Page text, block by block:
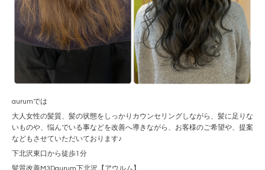
aurumでは
大人女性の髪質、髪の状態をしっかりカウンセリングしながら、髪に足りな
いものや、悩んでいる事などを改善へ導きながら、お客様のご希望や、提案
などもさせていただいております♪
下北沢東口から徒歩1分